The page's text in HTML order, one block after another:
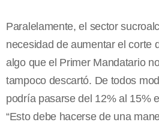
Paralelamente, el sector
necesidad de aumentar el corte
algo que el Primer Mandatario
tampoco descartó. De todos
podría pasarse del 12% al 15%
“Esto debe hacerse de una